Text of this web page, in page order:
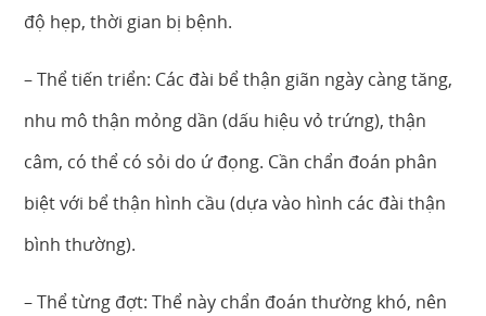
độ hẹp, thời gian bị bệnh.
– Thể tiến triển: Các đài bể thận giãn ngày càng tăng,
nhu mô thận mỏng dần (dấu hiệu vỏ trứng), thận
câm, có thể có sỏi do ứ đọng. Cần chẩn đoán phân
biệt với bể thận hình cầu (dựa vào hình các đài thận
bình thường).
– Thể từng đợt: Thể này chẩn đoán thường khó, nên